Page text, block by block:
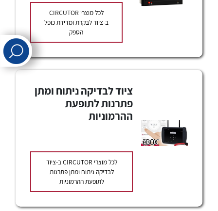
לכל מוצרי היצרן
לכל מוצרי CIRCUTOR
ב-ציוד לבקרת ומדידת כופל
הספק
ציוד לבדיקה ניתוח ומתן
פתרנות לתופעת
ההרמוניות
לכל מוצרי CIRCUTORב-ציוד
לבדיקה ניתוח ומתן פתרנות
לתופעת ההרמוניות